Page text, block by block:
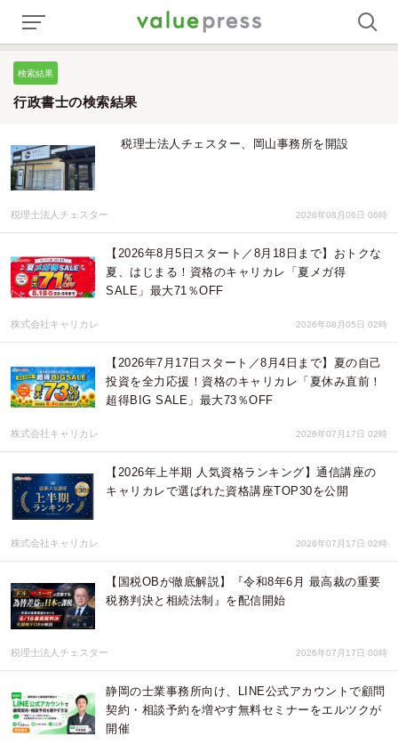
検索結果
行政書士の検索結果
税理士法人チェスター、岡山事務所を開設
税理士法人チェスター 2026年08月06日 06時
【2026年8月5日スタート／8月18日まで】おトクな
夏、はじまる！資格のキャリカレ「夏メガ得
SALE」最大71％OFF
株式会社キャリカレ 2026年08月05日 02時
【2026年7月17日スタート／8月4日まで】夏の自己
投資を全力応援！資格のキャリカレ「夏休み直前！
超得BIG SALE」最大73％OFF
株式会社キャリカレ 2026年07月17日 02時
【2026年上半期 人気資格ランキング】通信講座の
キャリカレで選ばれた資格講座TOP30を公開
株式会社キャリカレ 2026年07月17日 02時
【国税OBが徹底解説】『令和8年6月 最高裁の重要
税務判決と相続法制』を配信開始
税理士法人チェスター 2026年07月17日 00時
静岡の士業事務所向け、LINE公式アカウントで顧問
契約・相談予約を増やす無料セミナーをエルツクが
開催